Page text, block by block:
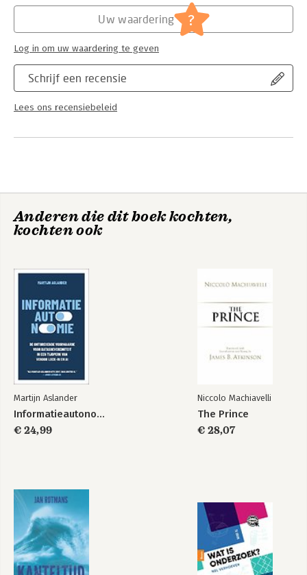
Schrijf een recensie
Lees ons recensiebeleid
Uw waardering ?
Log in om uw waardering te geven
Anderen die dit boek kochten,
kochten ook
Martijn Aslander
Informatieautonomie
€ 24,99
Niccolo Machiavelli
The Prince
€ 28,07